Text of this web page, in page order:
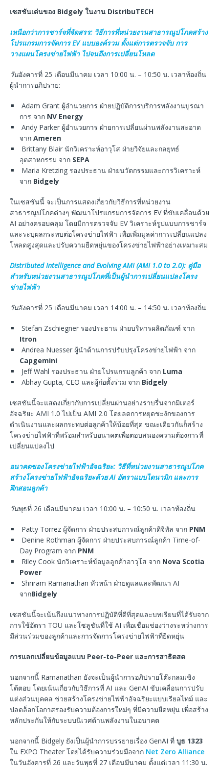
เซสชันเด่นของ Bidgely ในงาน DistribuTECH
เหนือกว่าการชาร์จที่จัดสรร: วิธีการที่หน่วยงานสาธารณูปโภคสร้าง
โปรแกรมการจัดการ EV แบบองค์รวม ตั้งแต่การตรวจจับ การ
วางแผนโครงข่ายไฟฟ้า ไปจนถึงการเปลี่ยนโหลด
วันอังคารที่ 25 เดือนมีนาคม เวลา 10:00 น. – 10:50 น. เวลาท้องถิ่น
ผู้นำการอภิปราย:
Adam Grant ผู้อำนวยการ ฝ่ายปฏิบัติการบริการพลังงานบูรณา
การ จาก NV Energy
Andy Parker ผู้อำนวยการ ฝ่ายการเปลี่ยนผ่านพลังงานสะอาด
จาก Ameren
Brittany Blair นักวิเคราะห์อาวุโส ฝ่ายวิจัยและกลยุทธ์
อุตสาหกรรม จาก SEPA
Maria Kretzing รองประธาน ฝ่ายนวัตกรรมและการวิเคราะห์
จาก Bidgely
ในเซสชันนี้ จะเป็นการแสดงเกี่ยวกับวิธีการที่หน่วยงาน
สาธารณูปโภคต่างๆ พัฒนาโปรแกรมการจัดการ EV ที่ขับเคลื่อนด้วย
AI อย่างครอบคลุม โดยมีการตรวจจับ EV วิเคราะห์รูปแบบการชาร์จ
และระบุผลกระทบต่อโครงข่ายไฟฟ้า เพื่อเพิ่มมูลค่าการเปลี่ยนแปลง
โหลดสูงสุดและปรับความยืดหยุ่นของโครงข่ายไฟฟ้าอย่างเหมาะสม
Distributed Intelligence and Evolving AMI (AMI 1.0 to 2.0): คู่มือ
สำหรับหน่วยงานสาธารณูปโภคที่เป็นผู้นำการเปลี่ยนแปลงโครง
ข่ายไฟฟ้า
วันอังคารที่ 25 เดือนมีนาคม เวลา 14:00 น. – 14:50 น. เวลาท้องถิ่น
Stefan Zschiegner รองประธาน ฝ่ายบริหารผลิตภัณฑ์ จาก
Itron
Andrea Nuesser ผู้นำด้านการปรับปรุงโครงข่ายไฟฟ้า จาก
Capgemini
Jeff Wahl รองประธาน ฝ่ายโปรแกรมลูกค้า จาก Luma
Abhay Gupta, CEO และผู้ก่อตั้งร่วม จาก Bidgely
เซสชันนี้จะแสดงเกี่ยวกับการเปลี่ยนผ่านอย่างราบรื่นจากมิเตอร์
อัจฉริยะ AMI 1.0 ไปเป็น AMI 2.0 โดยลดการหยุดชะงักของการ
ดำเนินงานและผลกระทบต่อลูกค้าให้น้อยที่สุด ขณะเดียวกันก็สร้าง
โครงข่ายไฟฟ้าที่พร้อมสำหรับอนาคตเพื่อตอบสนองความต้องการที่
เปลี่ยนแปลงไป
อนาคตของโครงข่ายไฟฟ้าอัจฉริยะ: วิธีที่หน่วยงานสาธารณูปโภค
สร้างโครงข่ายไฟฟ้าอัจฉริยะด้วย AI อัตราแบบไดนามิก และการ
ฝึกสอนลูกค้า
วันพุธที่ 26 เดือนมีนาคม เวลา 10:00 น. – 10:50 น. เวลาท้องถิ่น
Patty Torrez ผู้จัดการ ฝ่ายประสบการณ์ลูกค้าดิจิทัล จาก PNM
Denine Rothman ผู้จัดการ ฝ่ายประสบการณ์ลูกค้า Time-of-
Day Program จาก PNM
Riley Cook นักวิเคราะห์ข้อมูลลูกค้าอาวุโส จาก Nova Scotia
Power
Shriram Ramanathan หัวหน้า ฝ่ายดูแลและพัฒนา AI
จากBidgely
เซสชันนี้จะเน้นถึงแนวทางการปฏิบัติที่ดีที่สุดและบทเรียนที่ได้รับจาก
การใช้อัตรา TOU และโซลูชันที่ใช้ AI เพื่อเชื่อมช่องว่างระหว่างการ
มีส่วนร่วมของลูกค้าและการจัดการโครงข่ายไฟฟ้าที่ยืดหยุ่น
การแลกเปลี่ยนข้อมูลแบบ Peer-to-Peer และการสาธิตสด
นอกจากนี้ Ramanathan ยังจะเป็นผู้นำการอภิปรายโต๊ะกลมเชิง
โต้ตอบ โดยเน้นเกี่ยวกับวิธีการที่ AI และ GenAI ขับเคลื่อนการปรับ
แต่งส่วนบุคคล ช่วยสร้างโครงข่ายไฟฟ้าอัจฉริยะแบบเรียลไทม์ และ
ปลดล็อกโอกาสรองรับความต้องการใหม่ๆ ที่มีความยืดหยุ่น เพื่อสร้าง
หลักประกันให้กับระบบนิเวศด้านพลังงานในอนาคต
นอกจากนี้ Bidgely ยังเป็นผู้นำการบรรยายเรื่อง GenAI ที่ บูธ 1323
ใน EXPO Theater โดยได้รับความร่วมมือจาก Net Zero Alliance
ในวันอังคารที่ 26 และวันพุธที่ 27 เดือนมีนาคม ตั้งแต่เวลา 11:30 น.